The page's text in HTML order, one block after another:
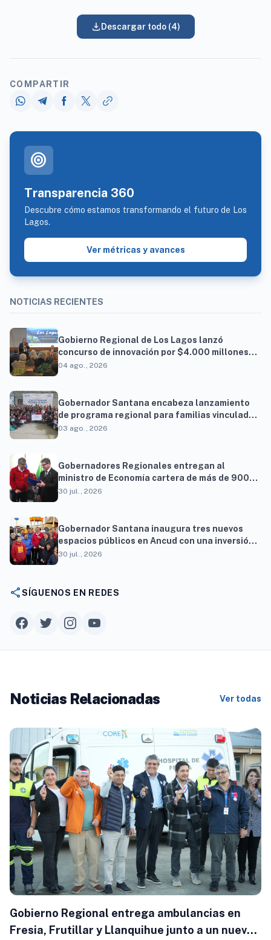
Descargar todo (4)
COMPARTIR
target
Transparencia 360
Descubre cómo estamos transformando el futuro de Los
Lagos.
Ver métricas y avances
NOTICIAS RECIENTES
Gobierno Regional de Los Lagos lanzó
concurso de innovación por $4.000 millones
para resolver brechas productivas del
04 ago., 2026
Gobernador Santana encabeza lanzamiento
de programa regional para familias vinculadas
al autismo
03 ago., 2026
Gobernadores Regionales entregan al
ministro de Economía cartera de más de 900
proyectos que proyectan generar cerca de 27
30 jul., 2026
Gobernador Santana inaugura tres nuevos
espacios públicos en Ancud con una inversión
superior a $294 millones
30 jul., 2026
shareSÍGUENOS EN REDES
Noticias Relacionadas Ver todas
Gobierno Regional entrega ambulancias en
Fresia, Frutillar y Llanquihue junto a un nuevo